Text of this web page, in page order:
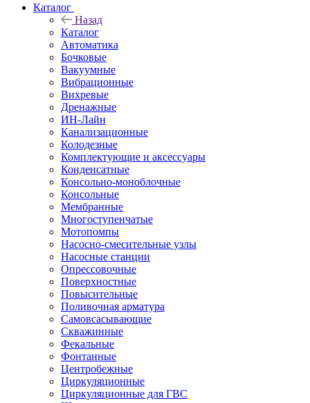
Каталог
Назад
Каталог
Автоматика
Бочковые
Вакуумные
Вибрационные
Вихревые
Дренажные
ИН-Лайн
Канализационные
Колодезные
Комплектующие и аксессуары
Конденсатные
Консольно-моноблочные
Консольные
Мембранные
Многоступенчатые
Мотопомпы
Насосно-смесительные узлы
Насосные станции
Опрессовочные
Поверхностные
Повысительные
Поливочная арматура
Самовсасывающие
Скважинные
Фекальные
Фонтанные
Центробежные
Циркуляционные
Циркуляционные для ГВС